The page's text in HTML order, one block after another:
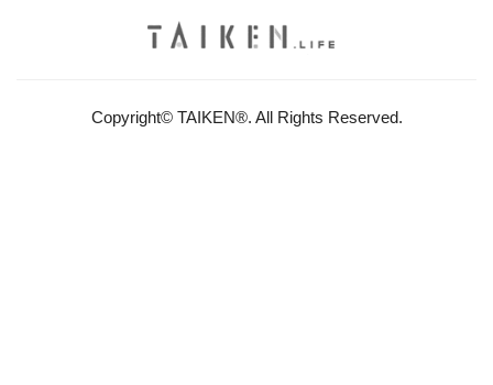
Copyright© TAIKEN®. All Rights Reserved.